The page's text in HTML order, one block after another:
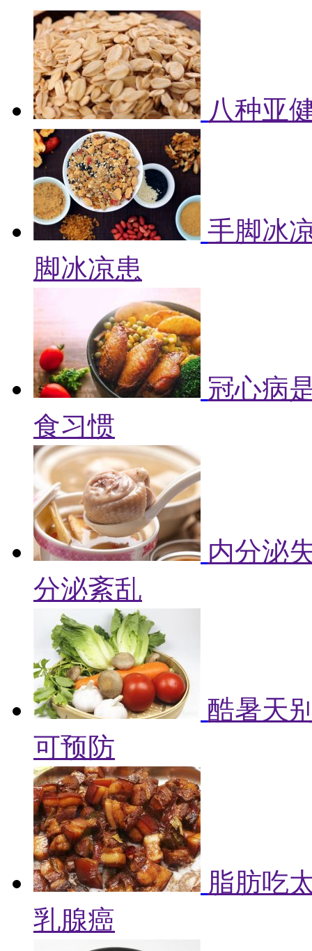
八种亚
手脚冰
脚冰凉患
冠心病
食习惯
内分泌
分泌紊乱
酷暑天
可预防
脂肪吃
乳腺癌